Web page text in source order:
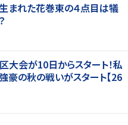
まれた花巻東の４点目は犠
会が10日からスタート！私
豪の秋の戦いがスタート【26